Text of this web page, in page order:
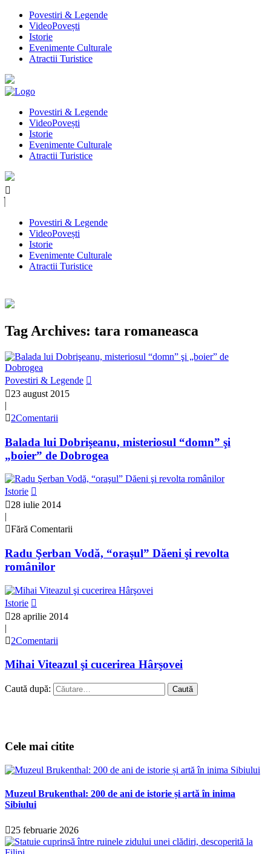
Povestiri & Legende
VideoPovești
Istorie
Evenimente Culturale
Atractii Turistice
Povestiri & Legende
VideoPovești
Istorie
Evenimente Culturale
Atractii Turistice
Povestiri & Legende
VideoPovești
Istorie
Evenimente Culturale
Atractii Turistice
Tag Archives: tara romaneasca
Povestiri & Legende
23 august 2015
|
2Comentarii
Balada lui Dobrişeanu, misteriosul “domn” şi
„boier” de Dobrogea
Istorie
28 iulie 2014
|
Fără Comentarii
Radu Şerban Vodă, “oraşul” Dăeni şi revolta
românilor
Istorie
28 aprilie 2014
|
2Comentarii
Mihai Viteazul şi cucerirea Hârşovei
Caută după:
Cele mai citite
Muzeul Brukenthal: 200 de ani de istorie și artă în inima
Sibiului
25 februarie 2026